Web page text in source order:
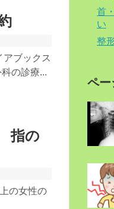
ブックス
の診療...
指の
の女性の
首
い
整
ペー